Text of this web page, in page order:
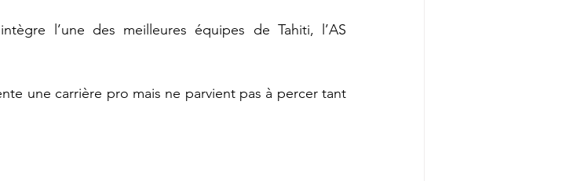
l’une des meilleures équipes de Tahiti, l’AS
une carrière pro mais ne parvient pas à percer tant